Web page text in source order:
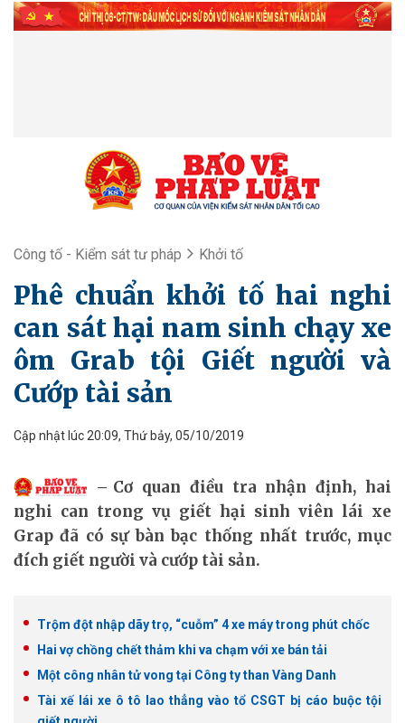
Công tố - Kiểm sát tư pháp Khởi tố
Phê chuẩn khởi tố hai nghi
can sát hại nam sinh chạy xe
ôm Grab tội Giết người và
Cướp tài sản
Cập nhật lúc 20:09, Thứ bảy, 05/10/2019
Cơ quan điều tra nhận định, hai
nghi can trong vụ giết hại sinh viên lái xe
Grap đã có sự bàn bạc thống nhất trước, mục
đích giết người và cướp tài sản.
Trộm đột nhập dãy trọ, “cuỗm” 4 xe máy trong phút chốc
Hai vợ chồng chết thảm khi va chạm với xe bán tải
Một công nhân tử vong tại Công ty than Vàng Danh
Tài xế lái xe ô tô lao thẳng vào tổ CSGT bị cáo buộc tội